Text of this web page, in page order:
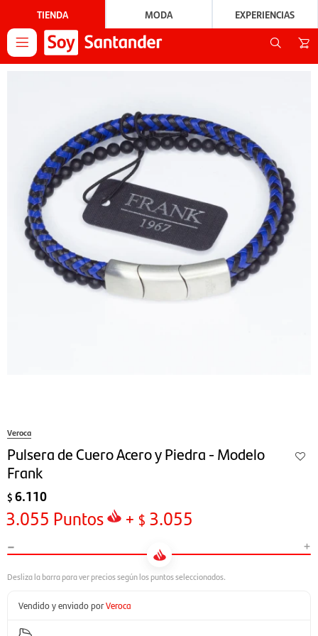
TIENDA MODA EXPERIENCIAS

Veroca
Pulsera de Cuero Acero y Piedra - Modelo
Frank
$ 6.110
3.055 Puntos + $ 3.055
- +
Vendido y enviado porVeroca